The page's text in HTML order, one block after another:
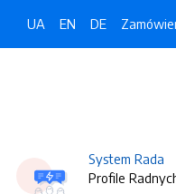
UA EN DE
System Rada
Profile